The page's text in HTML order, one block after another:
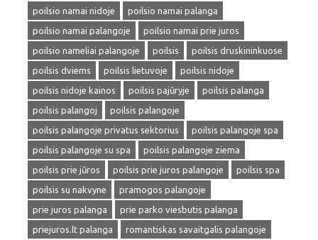
poilsio namai nidoje
poilsio namai palanga
poilsio namai palangoje
poilsio namai prie juros
poilsio nameliai palangoje
poilsis
poilsis druskininkuose
poilsis dviems
poilsis lietuvoje
poilsis nidoje
poilsis nidoje kainos
poilsis pajūryje
poilsis palanga
poilsis palangoj
poilsis palangoje
poilsis palangoje privatus sektorius
poilsis palangoje spa
poilsis palangoje su spa
poilsis palangoje ziema
poilsis prie jūros
poilsis prie juros palangoje
poilsis spa
poilsis su nakvyne
pramogos palangoje
prie juros palanga
prie parko viesbutis palanga
priejuros.lt palanga
romantiskas savaitgalis palangoje